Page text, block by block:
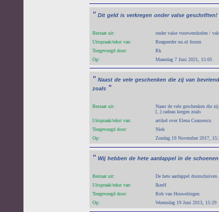
" Dit geld is verkregen onder valse geschriften!
Bestaat uit:
onder valse voorwendselen /
Uitspraak/tekst van:
Reageerder nu.nl forum
Toegevoegd door:
Rk
Op:
Maandag 7 Juni 2021, 15:05
" Naast de vele geschenken die zij van
zoals "
Bestaat uit:
Naast de vele geschenken die
[..] cadeau kregen zoals
Uitspraak/tekst van:
artikel over Elena Ceausescu
Toegevoegd door:
Niek
Op:
Zondag 19 November 2017,
" Wij hebben de hete aardappel in de schoenen
Bestaat uit:
De hete aardappel
Uitspraak/tekst van:
Ikzelf
Toegevoegd door:
Rob van Houwelingen
Op:
Woensdag 19 Juni 2013, 15:29